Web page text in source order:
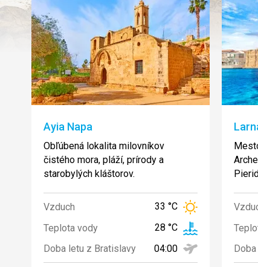
Ayia Napa
Obľúbená lokalita milovníkov
čistého mora, pláží, prírody a
starobylých kláštorov.
Vzduch
33 °C
Teplota vody
28 °C
Doba letu z Bratislavy
04:00